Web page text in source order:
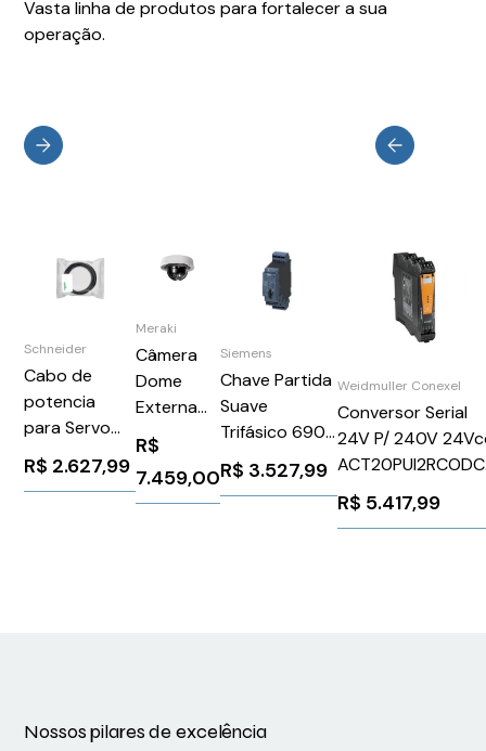
Vasta linha de produtos para fortalecer a sua
operação.
Schneider
Cabo de
potencia
para Servo
motor1,5
metros
R$ 2.627,99
Meraki
Câmera
Dome
Externa
MV72X
MV72X-
HW
R$
7.459,00
Siemens
Chave Partida
Suave
Trifásico 690V
32A 24Vcc
3RA61202EB32
R$ 3.527,99
Weidmuller Conexel
Conversor Serial
24V P/ 240V
Weidmuller
284713
R$ 5.417,99
Nossos pilares de excelência